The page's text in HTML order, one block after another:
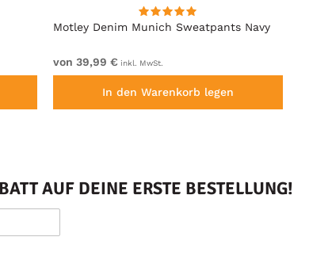
Motley Denim Munich Sweatpants Navy
von 39,99 € inkl. MwSt.
In den Warenkorb legen
AUF DEINE ERSTE BESTELLUNG!